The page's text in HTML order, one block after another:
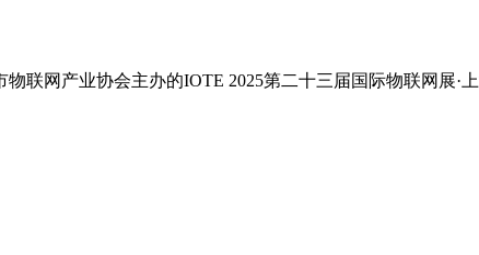
物联网产业协会主办的IOTE 2025第二十三届国际物联网展·